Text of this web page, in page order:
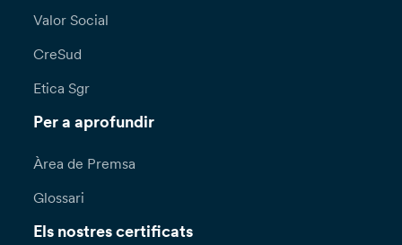
Valor Social
CreSud
Etica Sgr
Per a aprofundir
Àrea de Premsa
Glossari
Els nostres certificats